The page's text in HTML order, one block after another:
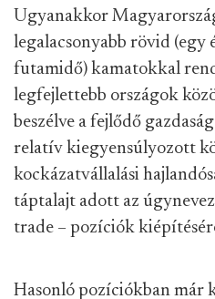
Ugyanakkor
legalacsonyabb rövid (egy
futamidő) kamatokkal
legfejlettebb országok
beszélve a fejlődő
relatív kiegyensúlyozott
kockázatvállalási
táptalajt adott az
trade – pozíciók
Hasonló pozíciókban már